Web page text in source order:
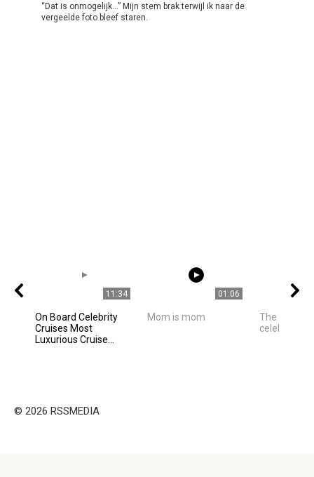
“Dat is onmogelijk…” Mijn stem brak terwijl ik naar de
vergeelde foto bleef staren.
11:34
On Board Celebrity
Cruises Most
Luxurious Cruise...
01:06
Mom is mom
The best
celebrities
© 2026 RSSMEDIA